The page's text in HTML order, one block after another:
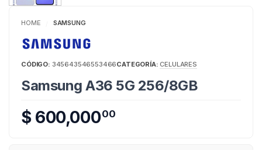
HOME SAMSUNG
CÓDIGO: 345643546553466CATEGORÍA: CELULARES
Samsung A36 5G 256/8GB
$ 600,00000